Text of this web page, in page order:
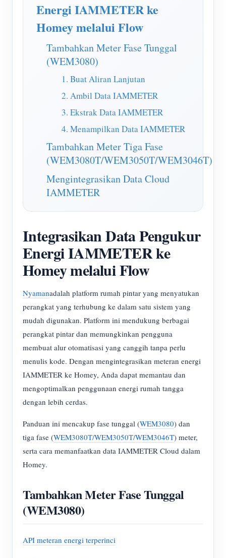
Simulator IAMMETER
Pengukur Virtual
Sistem Peramalan dan Simulasi Energi
Aplikasi
Monitor Energi Sistem PV Surya
Otomasi Rumah
Pemantauan Energi Pabrik
Toko
Mulai Cepat Produk
Dokumen
Video Tutorial
FAQ
Masyarakat
Pengembang
Program Hadiah
Tentang kami
Energi IAMMETER ke
Homey melalui Flow
Tambahkan Meter Fase Tunggal
(WEM3080)
1. Buat Aliran Lanjutan
2. Ambil Data IAMMETER
3. Ekstrak Data IAMMETER
4. Menampilkan Data IAMMETER
Tambahkan Meter Tiga Fase
(WEM3080T/WEM3050T/WEM3046T)
Mengintegrasikan Data Cloud
IAMMETER
Integrasikan Data Pengukur
Energi IAMMETER ke
Homey melalui Flow
Nyamanadalah platform rumah pintar yang menyatukan
perangkat yang terhubung ke dalam satu sistem yang
mudah digunakan. Platform ini mendukung berbagai
perangkat pintar dan memungkinkan pengguna
membuat alur otomatisasi yang canggih tanpa perlu
menulis kode. Dengan mengintegrasikan meteran energi
IAMMETER ke Homey, Anda dapat memantau dan
mengoptimalkan penggunaan energi rumah tangga
dengan lebih cerdas.
Panduan ini mencakup fase tunggal (WEM3080) dan
tiga fase (WEM3080T/WEM3050T/WEM3046T) meter,
serta cara memanfaatkan data IAMMETER Cloud dalam
Homey.
Tambahkan Meter Fase Tunggal
(WEM3080)
API meteran energi terperinci